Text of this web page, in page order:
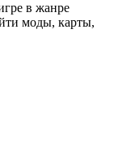
в жанре
моды, карты,